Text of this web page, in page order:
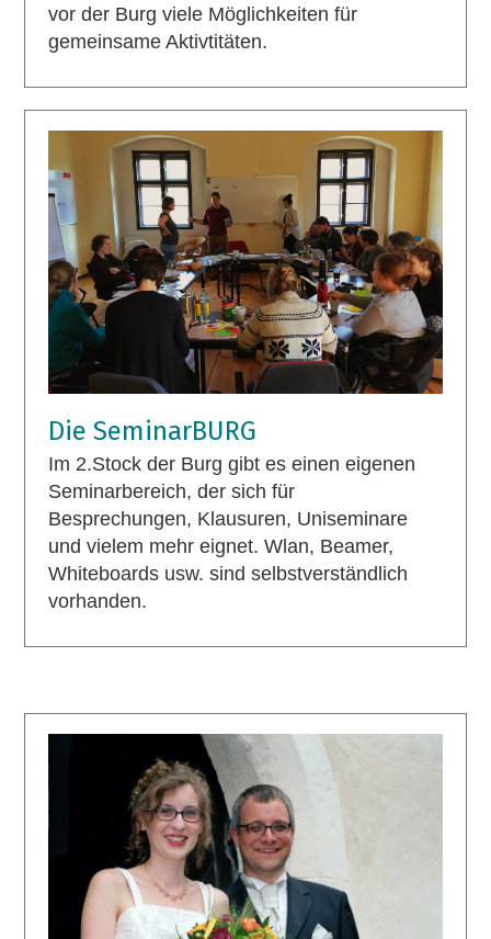
vor der Burg viele Möglichkeiten für
gemeinsame Aktivtitäten.
Die SeminarBURG
Im 2.Stock der Burg gibt es einen eigenen
Seminarbereich, der sich für
Besprechungen, Klausuren, Uniseminare
und vielem mehr eignet. Wlan, Beamer,
Whiteboards usw. sind selbstverständlich
vorhanden.